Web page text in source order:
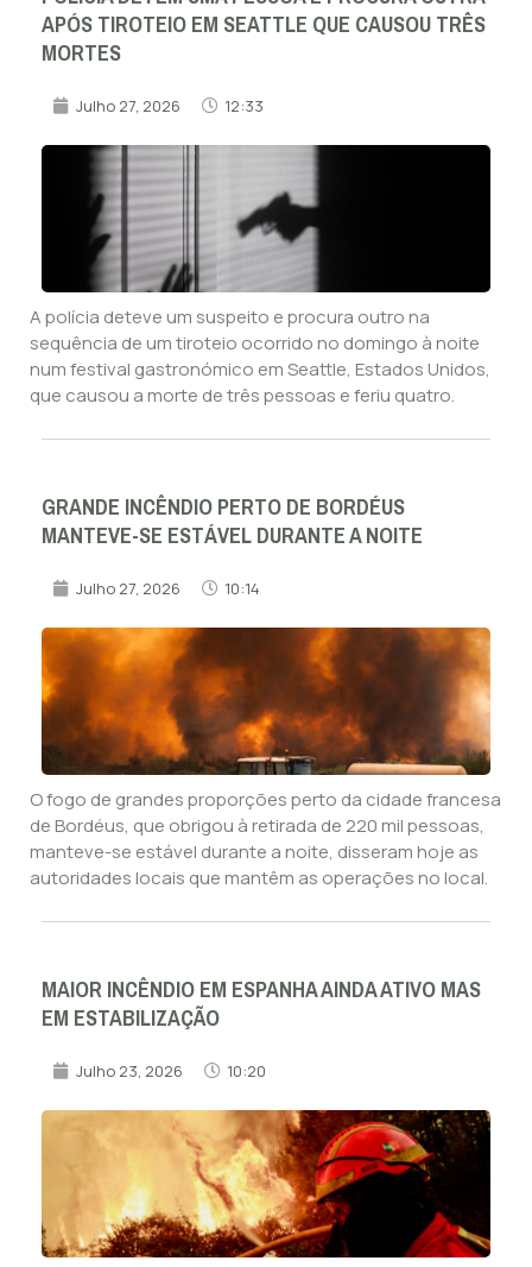
APÓS TIROTEIO EM SEATTLE QUE CAUSOU TRÊS
MORTES
Julho 27, 2026 12:33
A polícia deteve um suspeito e procura outro na
sequência de um tiroteio ocorrido no domingo à noite
num festival gastronómico em Seattle, Estados Unidos,
que causou a morte de três pessoas e feriu quatro.
GRANDE INCÊNDIO PERTO DE BORDÉUS
MANTEVE-SE ESTÁVEL DURANTE A NOITE
Julho 27, 2026 10:14
O fogo de grandes proporções perto da cidade francesa
de Bordéus, que obrigou à retirada de 220 mil pessoas,
manteve-se estável durante a noite, disseram hoje as
autoridades locais que mantêm as operações no local.
MAIOR INCÊNDIO EM ESPANHA AINDA ATIVO MAS
EM ESTABILIZAÇÃO
Julho 23, 2026 10:20